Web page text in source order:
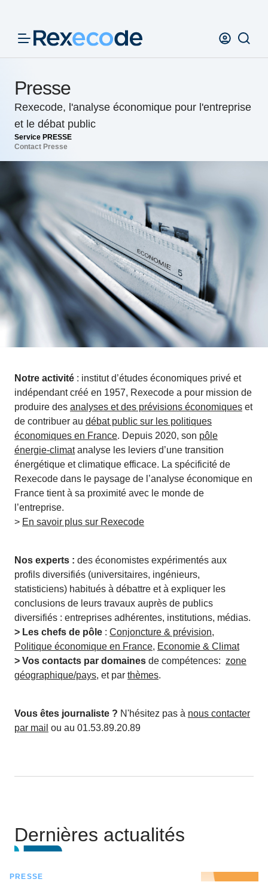
Presse
Rexecode, l'analyse économique pour l'entreprise
et le débat public
Service PRESSE
Contact Presse
Notre activité : institut d’études économiques privé et
indépendant créé en 1957, Rexecode a pour mission de
produire des analyses et des prévisions économiques et
de contribuer au débat public sur les politiques
économiques en France. Depuis 2020, son pôle
énergie-climatanalyse les leviers d’une transition
énergétique et climatique efficace. La spécificité de
Rexecode dans le paysage de l’analyse économique en
France tient à sa proximité avec le monde de
l’entreprise.
> En savoir plus sur Rexecode
Nos experts : des économistes expérimentés aux
profils diversifiés (universitaires, ingénieurs,
statisticiens) habitués à débattre et à expliquer les
conclusions de leurs travaux auprès de publics
diversifiés : entreprises adhérentes, institutions, médias.
> Les chefs de pôle : Conjoncture & prévision,
Politique économique en France, Economie & Climat
> Vos contacts par domaines de compétences: zone
géographique/pays, et par thèmes.
Vous êtes journaliste ? N'hésitez pas à nous contacter
par mail ou au 01.53.89.20.89
Dernières actualités
PRESSE